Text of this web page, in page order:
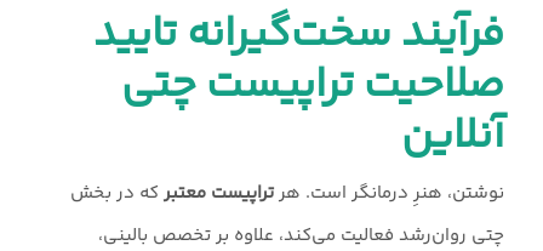
فرآیند سخت‌گیرانه تایید
صلاحیت تراپیست چتی
آنلاین
نوشتن، هنرِ درمانگر است. هرتراپیست معتبر که در بخش
چتی روان‌رشد فعالیت می‌کند، علاوه بر تخصص بالینی،